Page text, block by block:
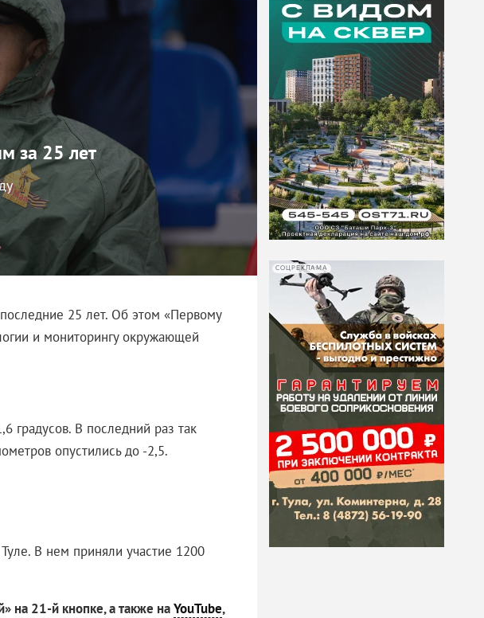
за 25 лет
25 лет. Об этом «Первому
и мониторингу окружающей
градусов. В последний раз так
опустились до -2,5.
В нем приняли участие 1200
на 21-й кнопке, а также наYouTube,
СОЦРЕКЛАМА